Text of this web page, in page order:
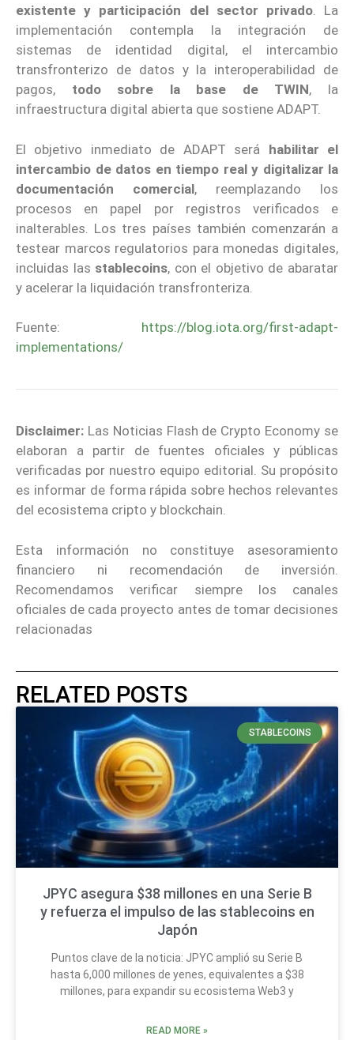
existente y participación del sector privado. La
implementación contempla la integración de
sistemas de identidad digital, el intercambio
transfronterizo de datos y la interoperabilidad de
pagos, todo sobre la base de TWIN, la
infraestructura digital abierta que sostiene ADAPT.
El objetivo inmediato de ADAPT será habilitar el
intercambio de datos en tiempo real y digitalizar la
documentación comercial, reemplazando los
procesos en papel por registros verificados e
inalterables. Los tres países también comenzarán a
testear marcos regulatorios para monedas digitales,
incluidas las stablecoins, con el objetivo de abaratar
y acelerar la liquidación transfronteriza.
Fuente: https://blog.iota.org/first-adapt-
implementations/
Disclaimer: Las Noticias Flash de Crypto Economy se
elaboran a partir de fuentes oficiales y públicas
verificadas por nuestro equipo editorial. Su propósito
es informar de forma rápida sobre hechos relevantes
del ecosistema cripto y blockchain.
Esta información no constituye asesoramiento
financiero ni recomendación de inversión.
Recomendamos verificar siempre los canales
oficiales de cada proyecto antes de tomar decisiones
relacionadas
RELATED POSTS
STABLECOINS
JPYC asegura $38 millones en una Serie B
y refuerza el impulso de las stablecoins en
Japón
Puntos clave de la noticia: JPYC amplió su Serie B
hasta 6,000 millones de yenes, equivalentes a $38
millones, para expandir su ecosistema Web3 y
READ MORE »